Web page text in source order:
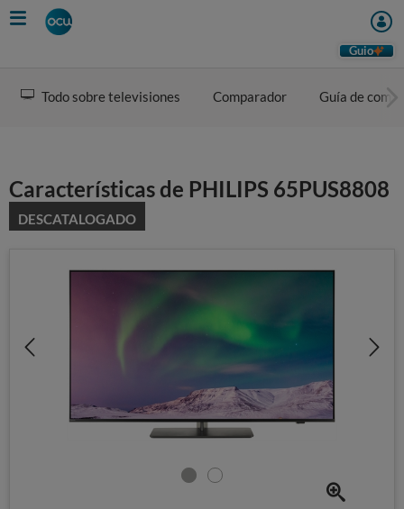
Skip
to
Guio
Todo sobre televisiones Comparador Guía de
Características de PHILIPS 65PUS8808
DESCATALOGADO